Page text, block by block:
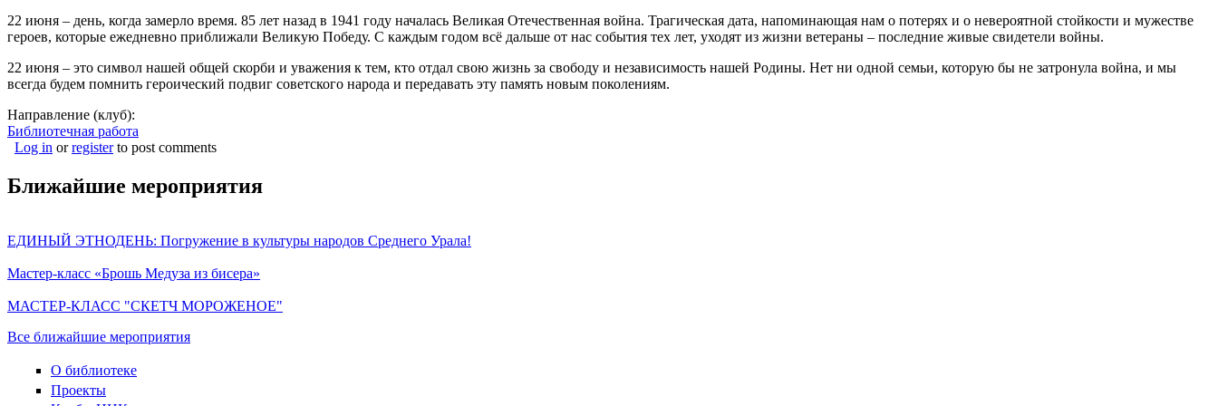
22 июня – день, когда замерло время. 85 лет назад в 1941 году началась Великая Отечественная война. Трагическая дата, напоминающая нам о потерях и о невероятной стойкости и мужестве
героев, которые ежедневно приближали Великую Победу. С каждым годом всё дальше от нас события тех лет, уходят из жизни ветераны – последние живые свидетели войны.
22 июня – это символ нашей общей скорби и уважения к тем, кто отдал свою жизнь за свободу и независимость нашей Родины. Нет ни одной семьи, которую бы не затронула война, и мы
всегда будем помнить героический подвиг советского народа и передавать эту память новым поколениям.
Направление (клуб):
Библиотечная работа
Log in orregisterto post comments
Ближайшие мероприятия
ЕДИНЫЙ ЭТНОДЕНЬ: Погружение в культуры народов Среднего Урала!
Мастер-класс «Брошь Медуза из бисера»
МАСТЕР-КЛАСС "СКЕТЧ МОРОЖЕНОЕ"
Все ближайшие мероприятия
О библиотеке
Проекты